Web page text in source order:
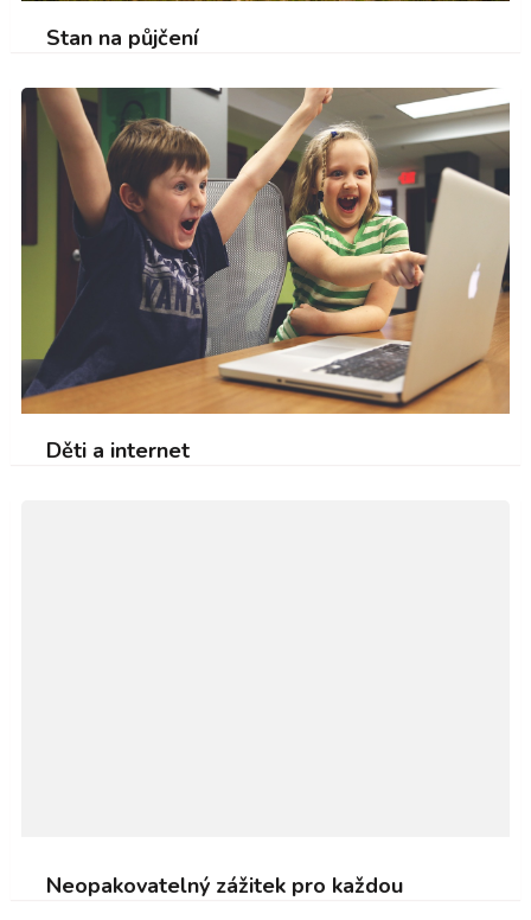
Stan na půjčení
Děti a internet
Neopakovatelný zážitek pro každou